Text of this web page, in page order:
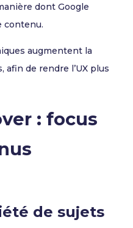
dont Google
contenu.
augmentent la
de rendre l’UX plus
: focus
de sujets